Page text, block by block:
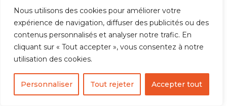
Nous utilisons des cookies pour améliorer votre
expérience de navigation, diffuser des publicités ou des
contenus personnalisés et analyser notre trafic. En
cliquant sur « Tout accepter », vous consentez à notre
utilisation des cookies.
Personnaliser Tout rejeter Accepter tout
Boîte de vitesses
Automatique
EAT8 à 8 rapports
Accélération (0 à
100 km/h)
Vitesse